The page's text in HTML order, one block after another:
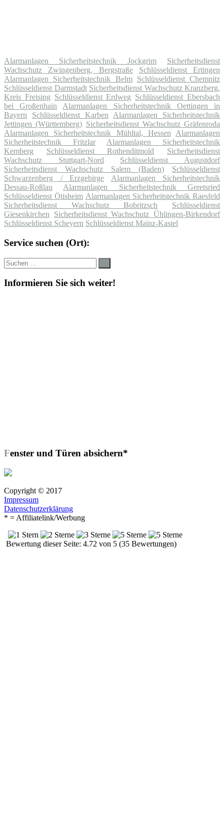
Alarmanlagen Sicherheitstechnik Jockgrim
Sicherheitsdienst
Wachschutz Zwingenberg, Bergstraße
Schlüsseldienst Ertingen
Alarmanlagen Sicherheitstechnik Belm
Schlüsseldienst Chemnitz
Schlüsseldienst Darmstadt Sicherheitsdienst Wachschutz Kranzberg,
Kreis Freising Schlüsseldienst Erdweg Schlüsseldienst Ebersbach
bei Großenhain
Alarmanlagen Sicherheitstechnik Oettingen in
Bayern
Schlüsseldienst Karben
Alarmanlagen Sicherheitstechnik
Jettingen (Württemberg) Sicherheitsdienst Wachschutz Gräfenroda
Alarmanlagen Sicherheitstechnik Mühltal, Hessen
Alarmanlagen
Sicherheitstechnik Fritzlar
Alarmanlagen Sicherheitstechnik
Kemberg
Schlüsseldienst Rothenditmold
Sicherheitsdienst
Wachschutz Stuttgart-Nord
Schlüsseldienst Augustdorf
Sicherheitsdienst Wachschutz Salem (Baden)
Schlüsseldienst
Schwarzenberg / Erzgebirge
Alarmanlagen Sicherheitstechnik
Dessau-Roßlau
Alarmanlagen Sicherheitstechnik Geretsried
Schlüsseldienst Ötisheim Alarmanlagen Sicherheitstechnik Raesfeld
Sicherheitsdienst Wachschutz Bobritzsch
Schlüsseldienst
Giesenkirchen
Sicherheitsdienst Wachschutz Ühlingen-Birkendorf
Schlüsseldienst Scheyern Schlüsseldienst Mainz-Kastel
Service suchen (Ort):
Suche
nach:
Informieren Sie sich weiter!
Fenster und Türen absichern*
Copyright © 2017
Impressum
Datenschutzerklärung
* = Affiliatelink/Werbung
Bewertung dieser Seite: 4.72 von 5 (35 Bewertungen)